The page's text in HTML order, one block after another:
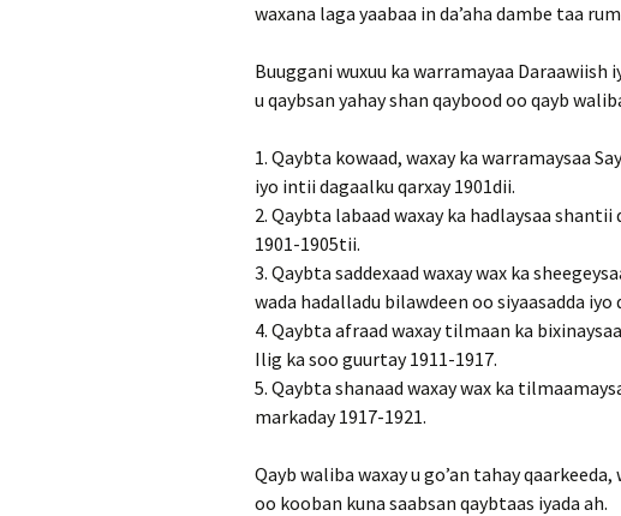
waxana laga yaabaa in da’aha dambe taa
Buuggani wuxuu ka warramayaa Daraawiish
u qaybsan yahay shan qaybood oo qayb
1. Qaybta kowaad, waxay ka warramaysaa
iyo intii dagaalku qarxay 1901dii.
2. Qaybta labaad waxay ka hadlaysaa
1901-1905tii.
3. Qaybta saddexaad waxay wax ka
wada hadalladu bilawdeen oo siyaasadda iyo
4. Qaybta afraad waxay tilmaan ka
Ilig ka soo guurtay 1911-1917.
5. Qaybta shanaad waxay wax ka
markaday 1917-1921.
Qayb waliba waxay u go’an tahay
oo kooban kuna saabsan qaybtaas iyada ah.